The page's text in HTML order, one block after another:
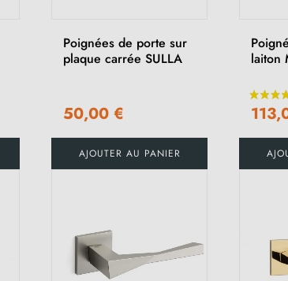
Poignées de porte sur
plaque carrée SULLA
50,00 €
AJOUTER AU PANIER
laiton